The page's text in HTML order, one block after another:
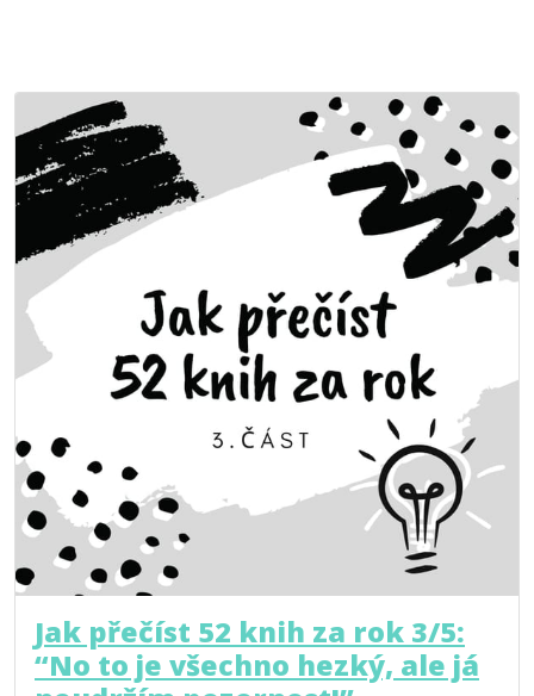
Jak přečíst 52 knih za rok 3/5:
“No to je všechno hezký, ale já